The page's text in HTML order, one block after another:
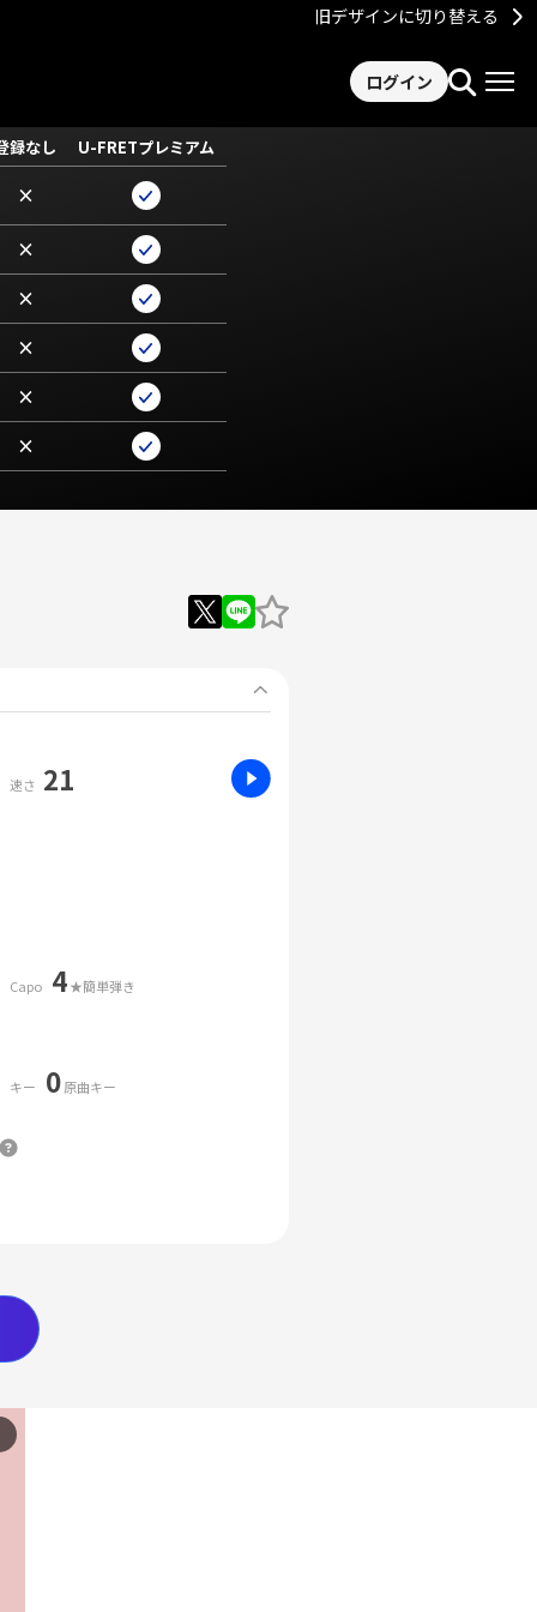
旧デザインに切り替える
ログイン
録なし U-FRETプレミアム
×
×
×
×
×
×
速さ 21
Capo 4★簡単弾き
キー 0原曲キー